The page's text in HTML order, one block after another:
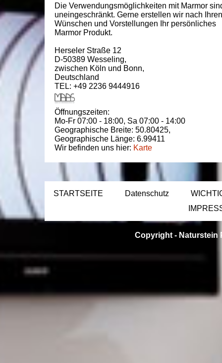
Die Verwendungsmöglichkeiten mit Marmor
uneingeschränkt. Gerne erstellen wir nach Ihren
Wünschen und Vorstellungen Ihr persönliches
Marmor Produkt.
Herseler Straße 12
D-50389 Wesseling,
zwischen Köln und Bonn,
Deutschland
TEL: +49 2236 9444916
Öffnungszeiten:
Mo-Fr 07:00 - 18:00, Sa 07:00 - 14:00
Geographische Breite: 50.80425,
Geographische Länge: 6.99411
Wir befinden uns hier: Karte
STARTSEITE Datenschutz
Copyright - Naturstein